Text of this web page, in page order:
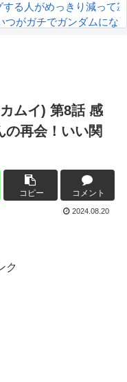
る人がめっきり減って
つがガチでガンダムにな
ｗｗｗｗｗ
乱 第33話の感想
ら何処がいいか問題！
ムイ) 第8話 感
の再会！いい関
コピー コメント
2024.08.20
ク